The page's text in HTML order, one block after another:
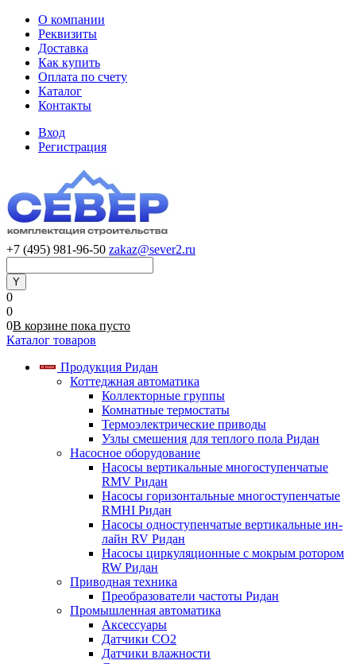
О компании
Реквизиты
Доставка
Как купить
Оплата по счету
Каталог
Контакты
Вход
Регистрация
+7 (495) 981-96-50 zakaz@sever2.ru
0
0
0В корзине пока пусто
Каталог товаров
Продукция Ридан
Коттеджная автоматика
Коллекторные группы
Комнатные термостаты
Термоэлектрические приводы
Узлы смешения для теплого пола Ридан
Насосное оборудование
Насосы вертикальные многоступенчатые
RMV Ридан
Насосы горизонтальные многоступенчатые
RMHI Ридан
Насосы одноступенчатые вертикальные ин-
лайн RV Ридан
Насосы циркуляционные с мокрым ротором
RW Ридан
Приводная техника
Преобразователи частоты Ридан
Промышленная автоматика
Аксессуары
Датчики CO2
Датчики влажности